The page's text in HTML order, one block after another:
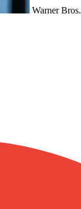
Warner Bros.